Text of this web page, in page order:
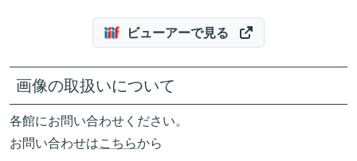
ビューアーで見る
画像の取扱いについて
各館にお問い合わせください。
お問い合わせはこちらから